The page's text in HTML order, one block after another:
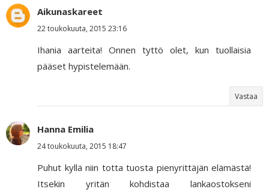
Aikunaskareet
22 toukokuuta, 2015 23:16
Ihania aarteita! Onnen tyttö olet, kun tuollaisia
pääset hypistelemään.
Vastaa
Hanna Emilia
24 toukokuuta, 2015 18:47
Puhut kyllä niin totta tuosta pienyrittäjän elämästä!
Itsekin yritän kohdistaa lankaostokseni